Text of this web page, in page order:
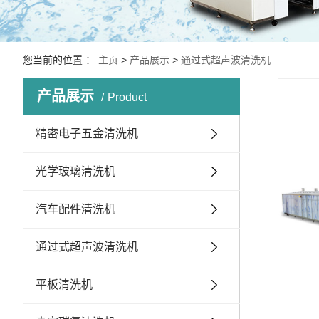
您当前的位置 ： 主页 > 产品展示 > 通过式超声波清洗机
产品展示 Product
精密电子五金清洗机
光学玻璃清洗机
汽车配件清洗机
通过式超声波清洗机
平板清洗机